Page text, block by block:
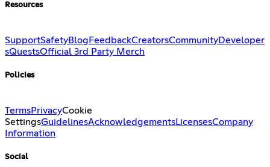
Resources
SupportSafetyBlog FeedbackCreatorsCommunityDeveloper
sQuestsOfficial 3rd Party Merch
Policies
TermsPrivacyCookie
SettingsGuidelinesAcknowledgementsLicensesCompany
Information
Social